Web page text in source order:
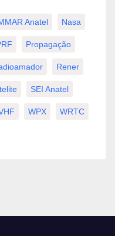
Anatel Nasa
Propagação
Rener
SEI Anatel
WPX WRTC